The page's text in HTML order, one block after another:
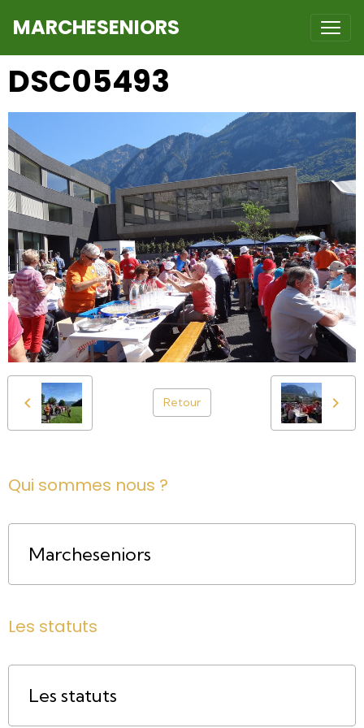
MARCHESENIORS
DSC05493
Retour
Qui sommes nous ?
Marcheseniors
Les statuts
Les statuts